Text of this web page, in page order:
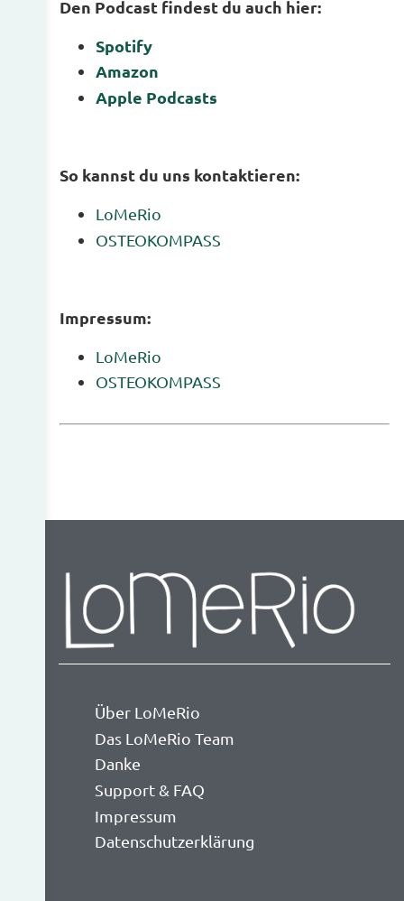
Den Podcast findest du auch hier:
Spotify
Amazon
Apple Podcasts
So kannst du uns kontaktieren:
LoMeRio
OSTEOKOMPASS
Impressum:
LoMeRio
OSTEOKOMPASS
Über LoMeRio
Das LoMeRio Team
Danke
Support & FAQ
Impressum
Datenschutzerklärung